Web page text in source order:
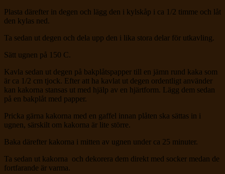
Plasta därefter in degen och lägg den i kylskåp i ca 1/2 timme och låt
den kylas ned.
Ta sedan ut degen och dela upp den i lika stora delar för utkavling.
Sätt ugnen på 150 C.
Kavla sedan ut degen på bakplåtspapper till en jämn rund kaka som
är ca 1/2 cm tjock. Efter att ha kavlat ut degen ordentligt använder
kan kakorna stansas ut med hjälp av en hjärtform. Lägg dem sedan
på en bakplåt med papper.
Pricka gärna kakorna med en gaffel innan plåten ska sättas in i
ugnen, särskilt om kakorna är lite större.
Baka därefter kakorna i mitten av ugnen under ca 25 minuter.
Ta sedan ut kakorna och dekorera dem direkt med socker medan de
fortfarande är varma.